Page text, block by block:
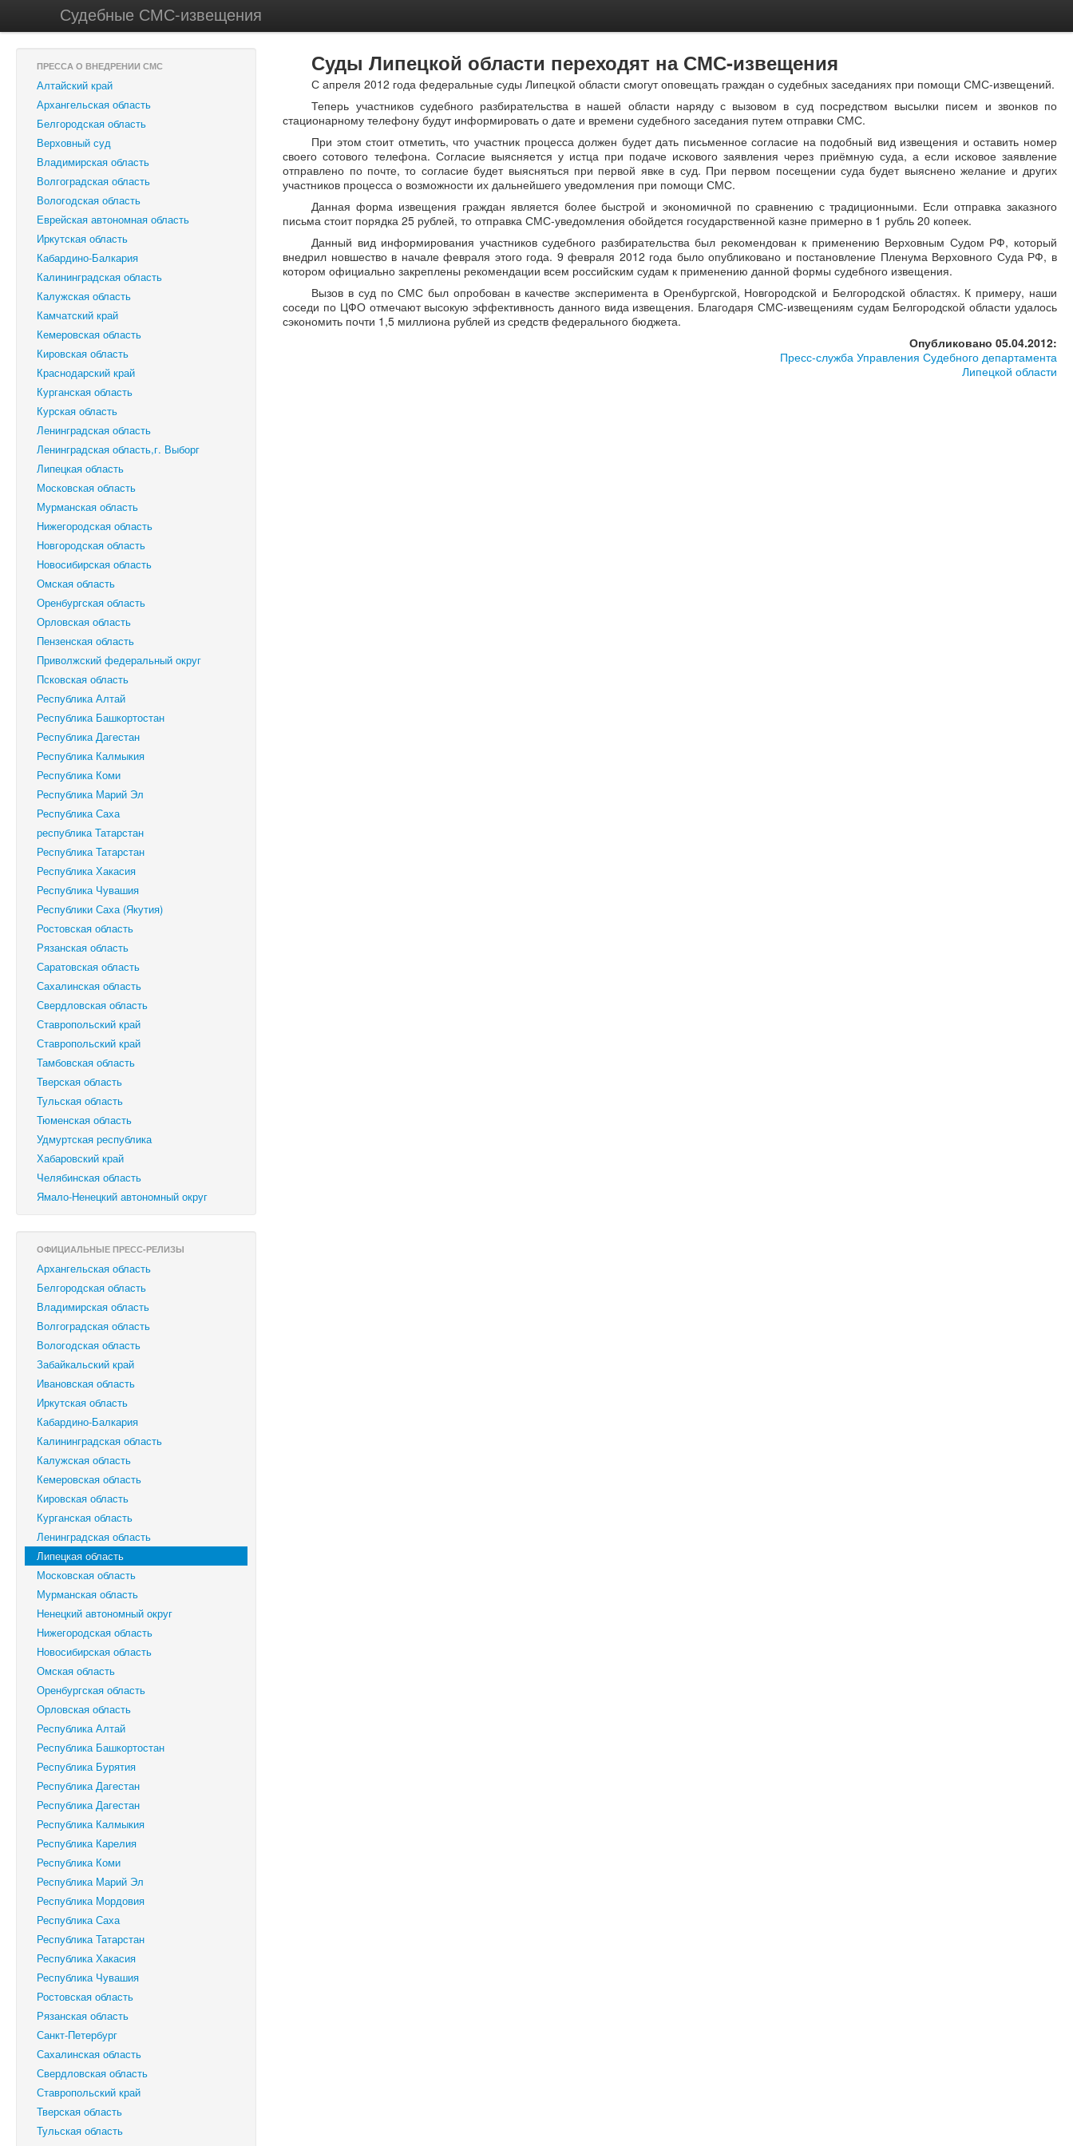
Судебные СМС-извещения
ПРЕССА О ВНЕДРЕНИИ СМС
Алтайский край
Архангельская область
Белгородская область
Верховный суд
Владимирская область
Волгоградская область
Вологодская область
Еврейская автономная область
Иркутская область
Кабардино-Балкария
Калининградская область
Калужская область
Камчатский край
Кемеровская область
Кировская область
Краснодарский край
Курганская область
Курская область
Ленинградская область
Ленинградская область,г. Выборг
Липецкая область
Московская область
Мурманская область
Нижегородская область
Новгородская область
Новосибирская область
Омская область
Оренбургская область
Орловская область
Пензенская область
Приволжский федеральный округ
Псковская область
Республика Алтай
Республика Башкортостан
Республика Дагестан
Республика Калмыкия
Республика Коми
Республика Марий Эл
Республика Саха
республика Татарстан
Республика Татарстан
Республика Хакасия
Республика Чувашия
Республики Саха (Якутия)
Ростовская область
Рязанская область
Саратовская область
Сахалинская область
Свердловская область
Ставропольский край
‎Ставропольский край
Тамбовская область
Тверская область
Тульская область
Тюменская область
Удмуртская республика
Хабаровский край
Челябинская область
Ямало-Ненецкий автономный округ
ОФИЦИАЛЬНЫЕ ПРЕСС-РЕЛИЗЫ
Архангельская область
Белгородская область
Владимирская область
Волгоградская область
Вологодская область
Забайкальский край
Ивановская область
Иркутская область
Кабардино-Балкария
Калининградская область
Калужская область
Кемеровская область
Кировская область
Курганская область
Ленинградская область
Липецкая область
Московская область
Мурманская область
Ненецкий автономный округ
Нижегородская область
Новосибирская область
Омская область
Оренбургская область
Орловская область
Республика Алтай
Республика Башкортостан
Республика Бурятия
Республика Дагестан
Республика Дагестан
Республика Калмыкия
Республика Карелия
Республика Коми
Республика Марий Эл
Республика Мордовия
Республика Саха
Республика Татарстан
Республика Хакасия
Республика Чувашия
Ростовская область
Рязанская область
Санкт-Петербург
Сахалинская область
Свердловская область
Ставропольский край
Тверская область
Тульская область
Суды Липецкой области переходят на СМС-извещения
С апреля 2012 года федеральные суды Липецкой области смогут оповещать граждан о судебных заседаниях при помощи СМС-извещений.
Теперь участников судебного разбирательства в нашей области наряду с вызовом в суд посредством высылки писем и звонков по
стационарному телефону будут информировать о дате и времени судебного заседания путем отправки СМС.
При этом стоит отметить, что участник процесса должен будет дать письменное согласие на подобный вид извещения и оставить номер
своего сотового телефона. Согласие выясняется у истца при подаче искового заявления через приёмную суда, а если исковое заявление
отправлено по почте, то согласие будет выясняться при первой явке в суд. При первом посещении суда будет выяснено желание и других
участников процесса о возможности их дальнейшего уведомления при помощи СМС.
Данная форма извещения граждан является более быстрой и экономичной по сравнению с традиционными. Если отправка заказного
письма стоит порядка 25 рублей, то отправка СМС-уведомления обойдется государственной казне примерно в 1 рубль 20 копеек.
Данный вид информирования участников судебного разбирательства был рекомендован к применению Верховным Судом РФ, который
внедрил новшество в начале февраля этого года. 9 февраля 2012 года было опубликовано и постановление Пленума Верховного Суда РФ, в
котором официально закреплены рекомендации всем российским судам к применению данной формы судебного извещения.
Вызов в суд по СМС был опробован в качестве эксперимента в Оренбургской, Новгородской и Белгородской областях. К примеру, наши
соседи по ЦФО отмечают высокую эффективность данного вида извещения. Благодаря СМС-извещениям судам Белгородской области удалось
сэкономить почти 1,5 миллиона рублей из средств федерального бюджета.
Опубликовано 05.04.2012:
Пресс-служба Управления Судебного департамента
Липецкой области